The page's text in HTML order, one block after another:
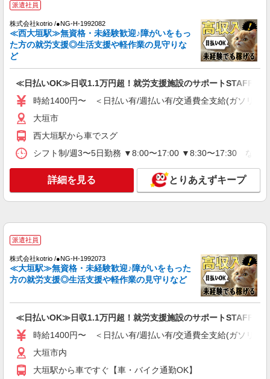
派遣社員
株式会社kotrio /●NG-H-1992082
≪西大垣駅≫無資格・未経験歓迎♪障がいをもっ
た方の就労支援◎生活支援や軽作業の見守りな
ど
≪日払いOK≫日収1.1万円超！就労支援施設のサポートSTAFF募集
時給1400円〜 ＜日払い有/週払い有/交通費全支給(ガソリン
大垣市
西大垣駅から車でスグ
シフト制/週3〜5日勤務 ▼8:00〜17:00 ▼8:30〜17:30 など
詳細を見る とりあえずキープ
派遣社員
株式会社kotrio /●NG-H-1992073
≪大垣駅≫無資格・未経験歓迎♪障がいをもった
方の就労支援◎生活支援や軽作業の見守りなど
≪日払いOK≫日収1.1万円超！就労支援施設のサポートSTAFF募集
時給1400円〜 ＜日払い有/週払い有/交通費全支給(ガソリン
大垣市内
大垣駅から車ですぐ【車・バイク通勤OK】